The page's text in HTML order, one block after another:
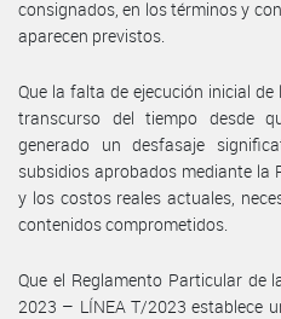
consignados, en los términos y
aparecen previstos.
Que la falta de ejecución inicial
transcurso del tiempo desde
generado un desfasaje
subsidios aprobados mediante la
y los costos reales actuales,
contenidos comprometidos.
Que el Reglamento Particular de
2023 – LÍNEA T/2023 establece